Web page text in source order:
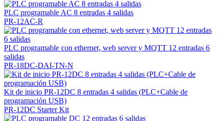
PLC programable AC 8 entradas 4 salidas
PR-12AC-R
PLC programable con ethernet, web server y MQTT 12 entradas 6
salidas
PR-18DC-DAI-TN-N
Kit de inicio PR-12DC 8 entradas 4 salidas (PLC+Cable de
programación USB)
PR-12DC Starter Kit